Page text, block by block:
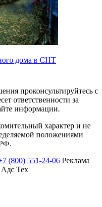
дома в СНТ
проконсультируйтесь с
ответственности за
информации.
характер и не
положениями
(800) 551-24-06 Реклама
Тех